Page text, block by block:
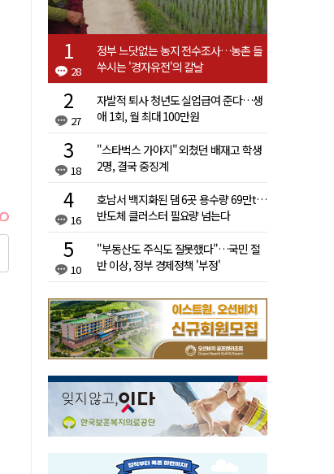
28
정부 느닷없는 농지 전수조사…농촌 들
쑤시는 '경자유전'의 칼날
27
자발적 퇴사 청년도 실업급여 준다…생
애 1회, 월 최대 100만원
18
"스타벅스 가야지" 외쳤던 배재고 학생
2명, 결국 중징계
16
호남서 백지화된 댐 6곳 용수량 69만t…
반도체 클러스터 필요량 넘는다
10
"부동산도 주식도 잘못했다"…국민 절
반 이상, 정부 경제정책 '부정'